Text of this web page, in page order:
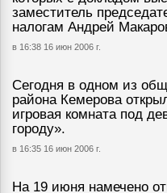
заместитель
налогам Андрей
в 16:38 16 июн 2006 г.
Сегодня в одном из
района Кемерова
игровая комната под
городу».
в 16:35 16 июн 2006 г.
На 19 июня намечено